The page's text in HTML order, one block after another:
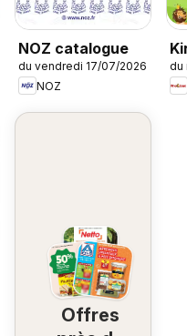
NOZ catalogue
du vendredi 17/07/2026
NOZ
du
Offres